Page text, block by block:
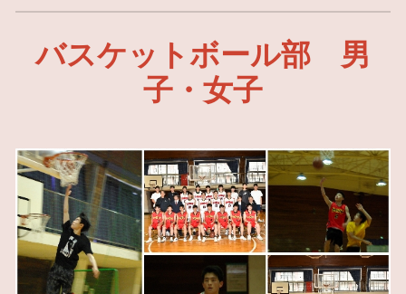
バスケットボール部 男
子・女子